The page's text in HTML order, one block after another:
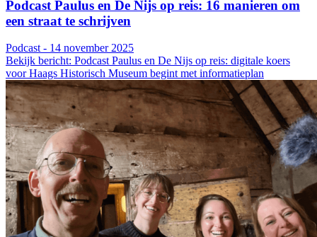
Podcast Paulus en De Nijs op reis: 16 manieren om
een straat te schrijven
Podcast - 14 november 2025
Bekijk bericht: Podcast Paulus en De Nijs op reis: digitale koers
voor Haags Historisch Museum begint met informatieplan